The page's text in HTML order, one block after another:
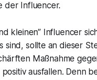
der Influencer.
kleinen” Influencer
sind, sollte an dieser
Maßnahme
ausfallen. Denn